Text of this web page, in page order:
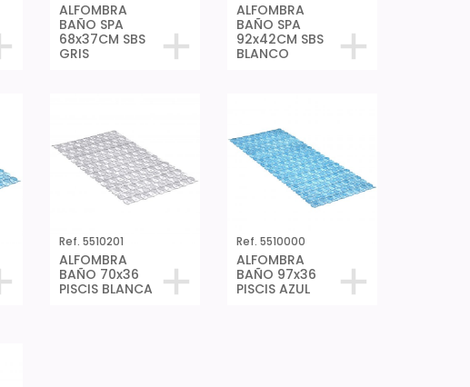
ALFOMBRA
BAÑO SPA
68x37CM SBS
GRIS
ALFOMBRA
BAÑO SPA
92x42CM SBS
BLANCO
Ref. 5510201
ALFOMBRA
BAÑO 70x36
PISCIS BLANCA
Ref. 5510000
ALFOMBRA
BAÑO 97x36
PISCIS AZUL